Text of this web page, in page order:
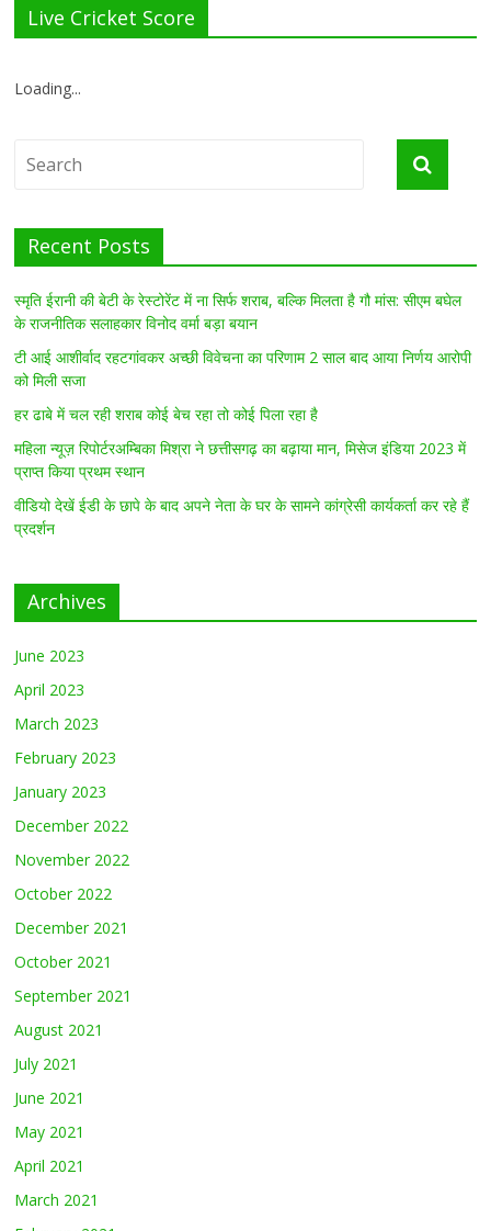
Live Cricket Score
Loading...
Recent Posts
स्मृति ईरानी की बेटी के रेस्टोरेंट में ना सिर्फ शराब, बल्कि मिलता है गौ मांस: सीएम बघेल
के राजनीतिक सलाहकार विनोद वर्मा बड़ा बयान
टी आई आशीर्वाद रहटगांवकर अच्छी विवेचना का परिणाम 2 साल बाद आया निर्णय आरोपी
को मिली सजा
हर ढाबे में चल रही शराब कोई बेच रहा तो कोई पिला रहा है
महिला न्यूज़ रिपोर्टरअम्बिका मिश्रा ने छत्तीसगढ़ का बढ़ाया मान, मिसेज इंडिया 2023 में
प्राप्त किया प्रथम स्थान
वीडियो देखें ईडी के छापे के बाद अपने नेता के घर के सामने कांग्रेसी कार्यकर्ता कर रहे हैं
प्रदर्शन
Archives
June 2023
April 2023
March 2023
February 2023
January 2023
December 2022
November 2022
October 2022
December 2021
October 2021
September 2021
August 2021
July 2021
June 2021
May 2021
April 2021
March 2021